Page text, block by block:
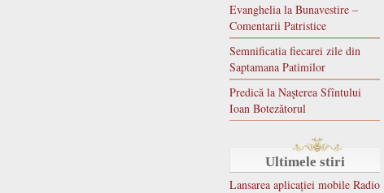
Evanghelia la Bunavestire –
Comentarii Patristice
Semnificatia fiecarei zile din
Saptamana Patimilor
Predică la Naşterea Sfîntului
Ioan Botezătorul
Ultimele stiri
Lansarea aplicației mobile Radio